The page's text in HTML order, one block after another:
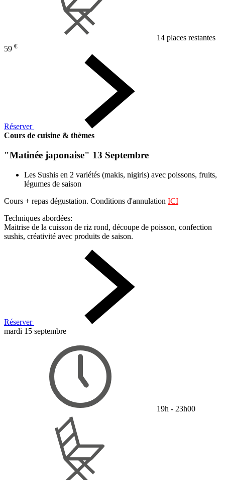
14 places restantes
59 €
Réserver
Cours de cuisine & thèmes
"Matinée japonaise" 13 Septembre
Les Sushis en 2 variétés (makis, nigiris) avec poissons, fruits,
légumes de saison
Cours + repas dégustation. Conditions d'annulation ICI
Techniques abordées:
Maitrise de la cuisson de riz rond, découpe de poisson, confection
sushis, créativité avec produits de saison.
Réserver
mardi 15 septembre
19h - 23h00